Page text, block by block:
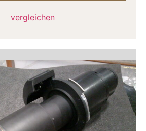
vergleichen